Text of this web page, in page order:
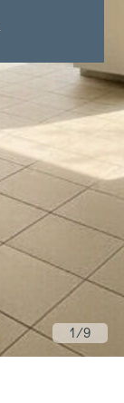
1/9